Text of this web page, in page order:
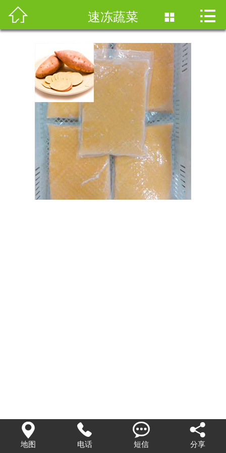
 首页
产品与研发
营销网络
人力资源
新闻资讯
加盟合作
联系我们
 速冻蔬菜  

地图

电话

短信

分享